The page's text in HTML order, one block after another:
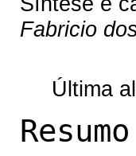
Fabricio
Última
Resumo